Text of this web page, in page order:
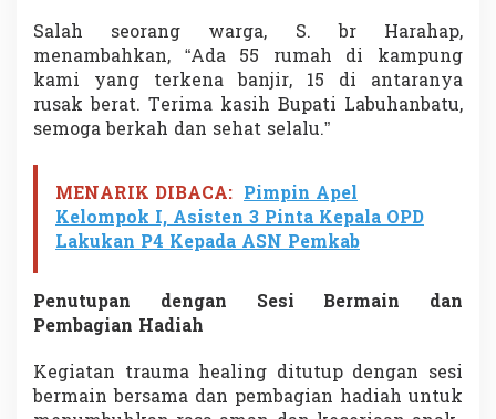
Salah seorang warga, S. br Harahap,
menambahkan, “Ada 55 rumah di kampung
kami yang terkena banjir, 15 di antaranya
rusak berat. Terima kasih Bupati Labuhanbatu,
semoga berkah dan sehat selalu.”
MENARIK DIBACA: Pimpin Apel
Kelompok I, Asisten 3 Pinta Kepala OPD
Lakukan P4 Kepada ASN Pemkab
Penutupan dengan Sesi Bermain dan
Pembagian Hadiah
Kegiatan trauma healing ditutup dengan sesi
bermain bersama dan pembagian hadiah untuk